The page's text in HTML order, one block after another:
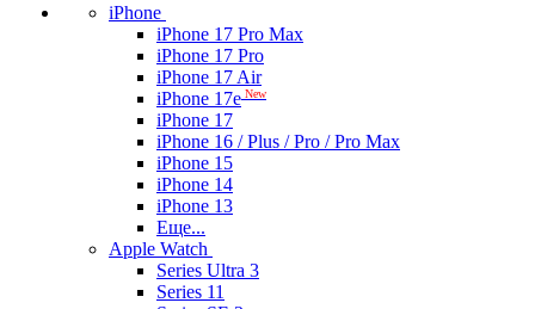
iPhone
iPhone 17 Pro Max
iPhone 17 Pro
iPhone 17 Air
iPhone 17e New
iPhone 17
iPhone 16 / Plus / Pro / Pro Max
iPhone 15
iPhone 14
iPhone 13
Еще...
Apple Watch
Series Ultra 3
Series 11